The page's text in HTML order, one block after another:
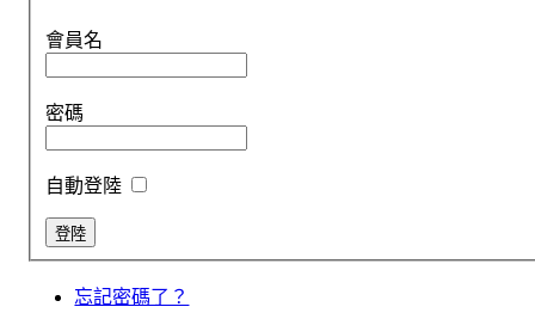
會員名
密碼
自動登陸
忘記密碼了？